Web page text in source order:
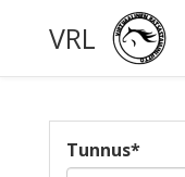
VRL
Tunnus*